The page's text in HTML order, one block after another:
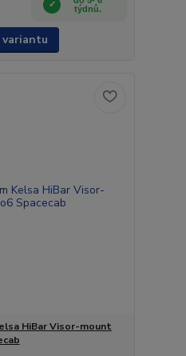
týdnů.
HiBar Visor-mount